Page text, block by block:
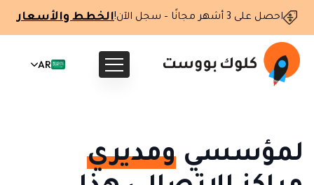
احصل على 3 أشهر مجانًا – سجل الآن! الخطط والأسعار
AR
لمؤسسي ومديري